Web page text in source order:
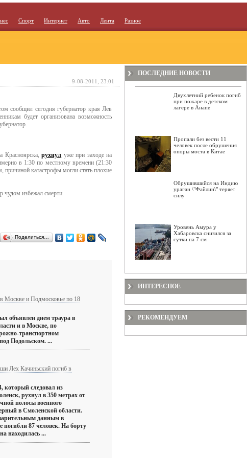
Спорт Интернет Авто Лента Разное
сообщил сегодня губернатор края Лев
будет организована возможность
а Красноярска,рухнул уже при заходе на
в 1:30 по местному времени (21:30
катастрофы могли стать плохие
чудом избежал смерти.
Поделиться…
Москве и Подмосковье по 18
объявлен днем траура в
и в Москве, по
транспортном
Подольском. ...
Лех Качиньский погиб в
который следовал из
рухнул в 350 метрах от
полосы военного
в Смоленской области.
данным в
погибли 87 человек. На борту
находилась ...
9-08-2011, 23:01
ПОСЛЕДНИЕ НОВОСТИ
Двухлетний ребенок погиб
при пожаре в детском
лагере в Анапе
Пропали без вести 11
человек после обрушения
опоры моста в Китае
Обрушившийся на Индию
ураган \"Файлин\" теряет
силу
Уровень Амура у
Хабаровска снизился за
сутки на 7 см
ИНТЕРЕСНОЕ
РЕКОМЕНДУЕМ